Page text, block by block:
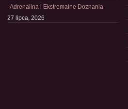
Adrenalina i Ekstremalne Doznania
27 lipca, 2026